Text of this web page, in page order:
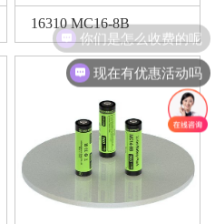
16310 MC16-8B
你们是怎么收费的呢
现在有优惠活动吗